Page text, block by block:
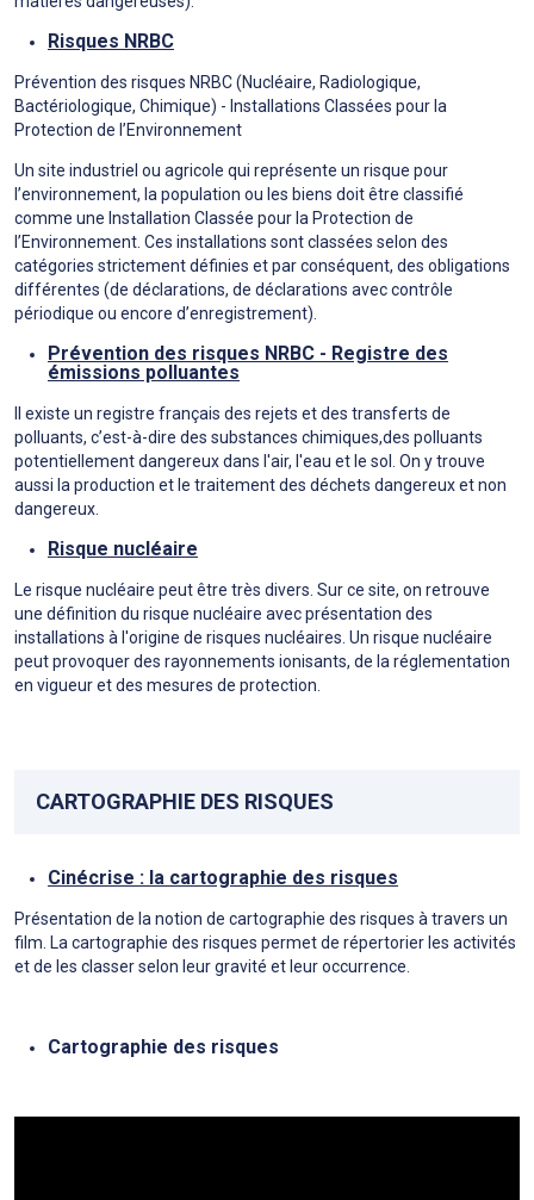
Risques NRBC
Prévention des risques NRBC (Nucléaire, Radiologique,
Bactériologique, Chimique) - Installations Classées pour la
Protection de l’Environnement
Un site industriel ou agricole qui représente un risque pour
l’environnement, la population ou les biens doit être classifié
comme une Installation Classée pour la Protection de
l’Environnement. Ces installations sont classées selon des
catégories strictement définies et par conséquent, des obligations
différentes (de déclarations, de déclarations avec contrôle
périodique ou encore d’enregistrement).
Prévention des risques NRBC - Registre des
émissions polluantes
Il existe un registre français des rejets et des transferts de
polluants, c’est-à-dire des substances chimiques,des polluants
potentiellement dangereux dans l'air, l'eau et le sol. On y trouve
aussi la production et le traitement des déchets dangereux et non
dangereux.
Risque nucléaire
Le risque nucléaire peut être très divers. Sur ce site, on retrouve
une définition du risque nucléaire avec présentation des
installations à l'origine de risques nucléaires. Un risque nucléaire
peut provoquer des rayonnements ionisants, de la réglementation
en vigueur et des mesures de protection.
CARTOGRAPHIE DES RISQUES
Cinécrise : la cartographie des risques
Présentation de la notion de cartographie des risques à travers un
film. La cartographie des risques permet de répertorier les activités
et de les classer selon leur gravité et leur occurrence.
Cartographie des risques